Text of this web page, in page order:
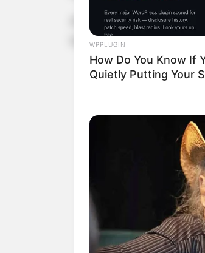
A celebração também
toda a comunidade,
WPPLUGIN
How Do You Know If
Quietly Putting Your